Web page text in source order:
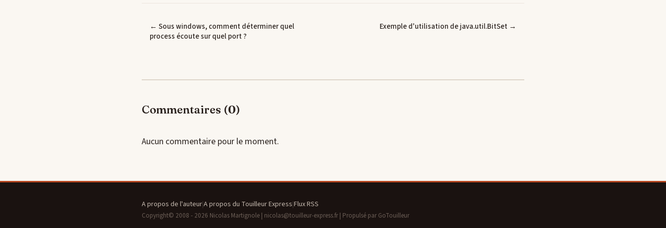
← Sous windows, comment déterminer quel
process écoute sur quel port ?
Exemple d'utilisation de java.util.BitSet →
Commentaires (0)
Aucun commentaire pour le moment.
A propos de l'auteur|A propos du Touilleur Express|Flux RSS
Copyright© 2008 - 2026 Nicolas Martignole | nicolas@touilleur-express.fr | Propulsé par GoTouilleur